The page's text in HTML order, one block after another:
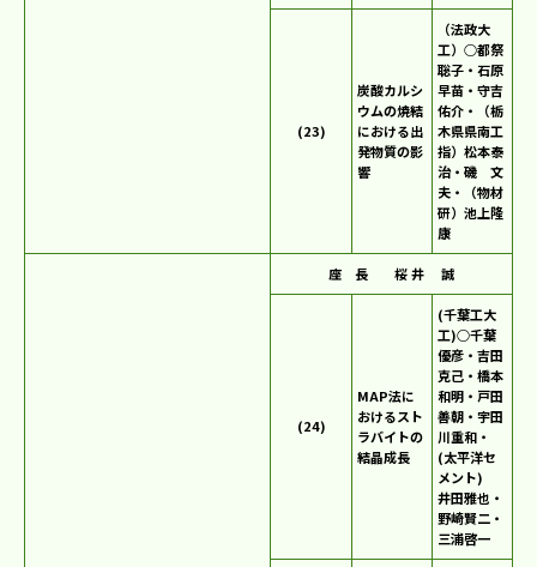
(23)
炭酸カルシ
ウムの焼結
における出
発物質の影
響
（法政大
工）○都祭
聡子・石原
早苗・守吉
佑介・（栃
木県県南工
指）松本泰
治・磯 文
夫・（物材
研）池上隆
康
座 長 桜 井 誠
(24)
MAP法に
おけるスト
ラバイトの
結晶成長
(千葉工大
工)○千葉
優彦・吉田
克己・橋本
和明・戸田
善朝・宇田
川重和・
(太平洋セ
メント)
井田雅也・
野崎賢二・
三浦啓一